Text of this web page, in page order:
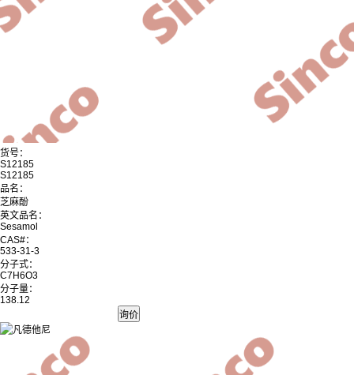
货号：
S12185
S12185
品名：
芝麻酚
英文品名：
Sesamol
CAS#：
533-31-3
分子式：
C7H6O3
分子量：
138.12